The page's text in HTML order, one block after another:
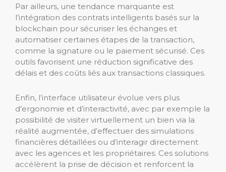
Par ailleurs, une tendance marquante est
l’intégration des contrats intelligents basés sur la
blockchain pour sécuriser les échanges et
automatiser certaines étapes de la transaction,
comme la signature ou le paiement sécurisé. Ces
outils favorisent une réduction significative des
délais et des coûts liés aux transactions classiques.
Enfin, l’interface utilisateur évolue vers plus
d’ergonomie et d’interactivité, avec par exemple la
possibilité de visiter virtuellement un bien via la
réalité augmentée, d’effectuer des simulations
financières détaillées ou d’interagir directement
avec les agences et les propriétaires. Ces solutions
accélèrent la prise de décision et renforcent la